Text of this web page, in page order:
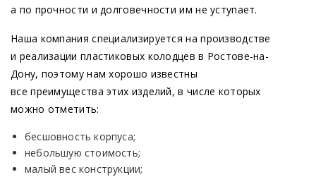
а по прочности и долговечности им не уступает.
Наша компания специализируется на производстве
и реализации пластиковых колодцев в Ростове-на-
Дону, поэтому нам хорошо известны
все преимущества этих изделий, в числе которых
можно отметить:
бесшовность корпуса;
небольшую стоимость;
малый вес конструкции;